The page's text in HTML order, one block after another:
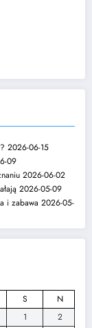
2026-06-15
09
2026-06-02
2026-05-09
i zabawa 2026-05-
S
N
1
2